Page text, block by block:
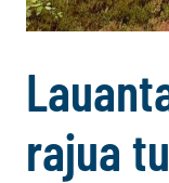
rajua